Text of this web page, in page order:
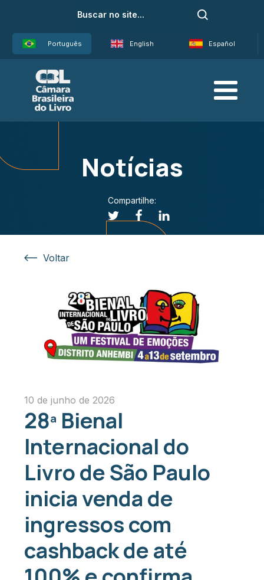
Português English Español
Notícias
Compartilhe:
Voltar
10 de junho de 2026
28ª Bienal
Internacional do
Livro de São Paulo
inicia venda de
ingressos com
cashback de até